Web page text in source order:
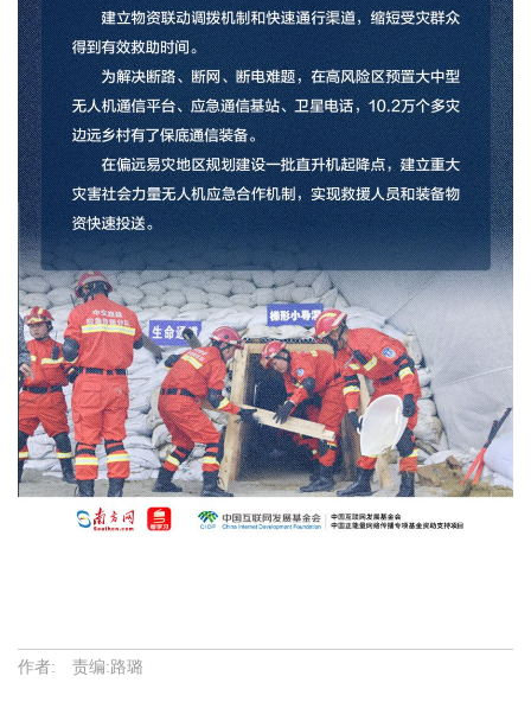
作者: 责编:路璐